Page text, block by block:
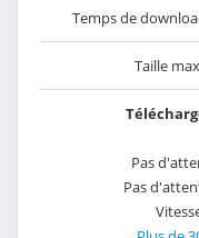
Temps de
Taille
Pas
Pas